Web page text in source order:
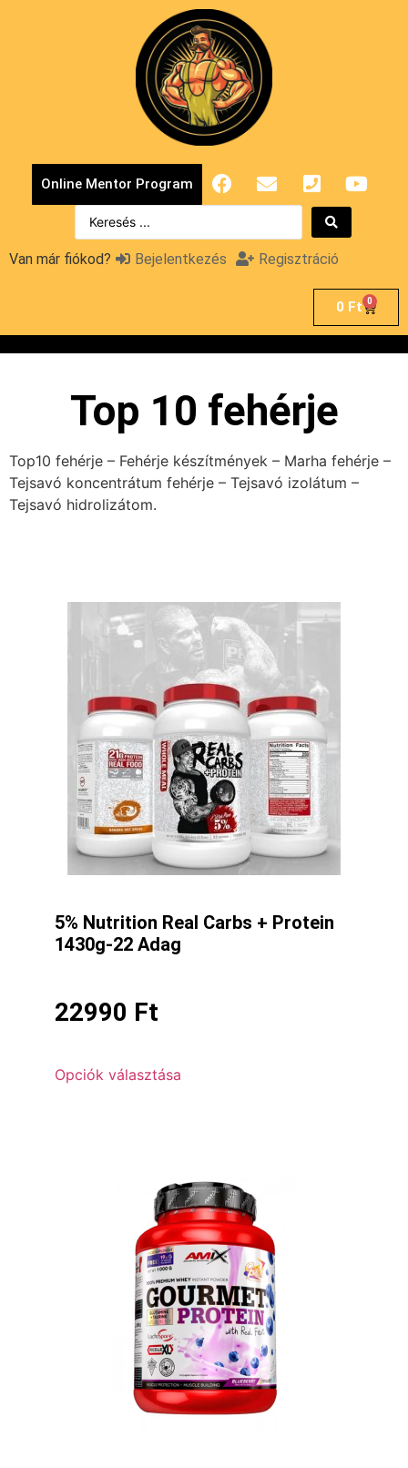
Online Mentor Program
Van már fiókod? Bejelentkezés Regisztráció
0 Ft 0
Top 10 fehérje
Top10 fehérje – Fehérje készítmények – Marha fehérje –
Tejsavó koncentrátum fehérje – Tejsavó izolátum –
Tejsavó hidrolizátom.
5% Nutrition Real Carbs + Protein
1430g-22 Adag
22990 Ft
Opciók választása